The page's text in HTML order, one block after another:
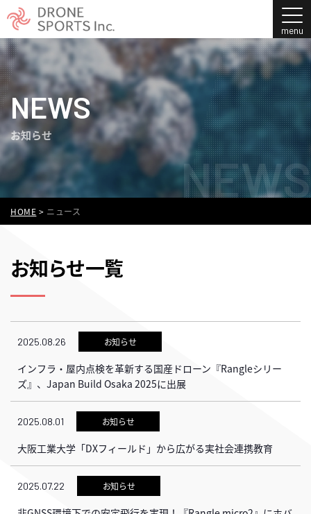
NEWS
お知らせ
NEWS
HOME > ニュース
お知らせ一覧
2025.08.26 お知らせ
インフラ・屋内点検を革新する国産ドローン『Rangleシリー
ズ』、Japan Build Osaka 2025に出展
2025.08.01 お知らせ
大阪工業大学「DXフィールド」から広がる実社会連携教育
2025.07.22 お知らせ